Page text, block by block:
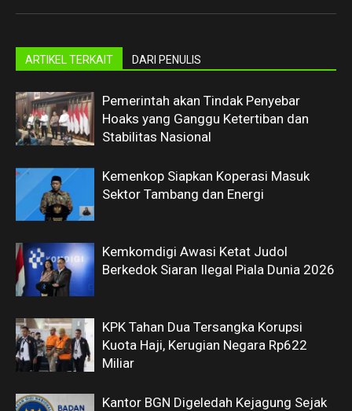
ARTIKEL TERKAIT DARI PENULIS
Pemerintah akan Tindak Penyebar
Hoaks yang Ganggu Ketertiban dan
Stabilitas Nasional
Kemenkop Siapkan Koperasi Masuk
Sektor Tambang dan Energi
Kemkomdigi Awasi Ketat Judol
Berkedok Siaran Ilegal Piala Dunia 2026
KPK Tahan Dua Tersangka Korupsi
Kuota Haji, Kerugian Negara Rp622
Miliar
Kantor BGN Digeledah Kejagung Sejak